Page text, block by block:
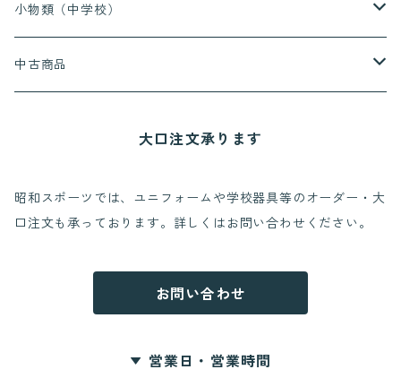
ハーフパンツ
長ズボン
ハーフパンツ
上着（半袖）
長ズボン
上履き
給食着
小物類（中学校）
上履き
中古商品
常永小学校
大口注文承ります
昭和スポーツでは、ユニフォームや学校器具等のオーダー・大
口注文も承っております。詳しくはお問い合わせください。
お問い合わせ
営業日・営業時間